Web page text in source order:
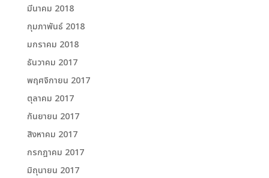
มีนาคม 2018
กุมภาพันธ์ 2018
มกราคม 2018
ธันวาคม 2017
พฤศจิกายน 2017
ตุลาคม 2017
กันยายน 2017
สิงหาคม 2017
กรกฎาคม 2017
มิถุนายน 2017